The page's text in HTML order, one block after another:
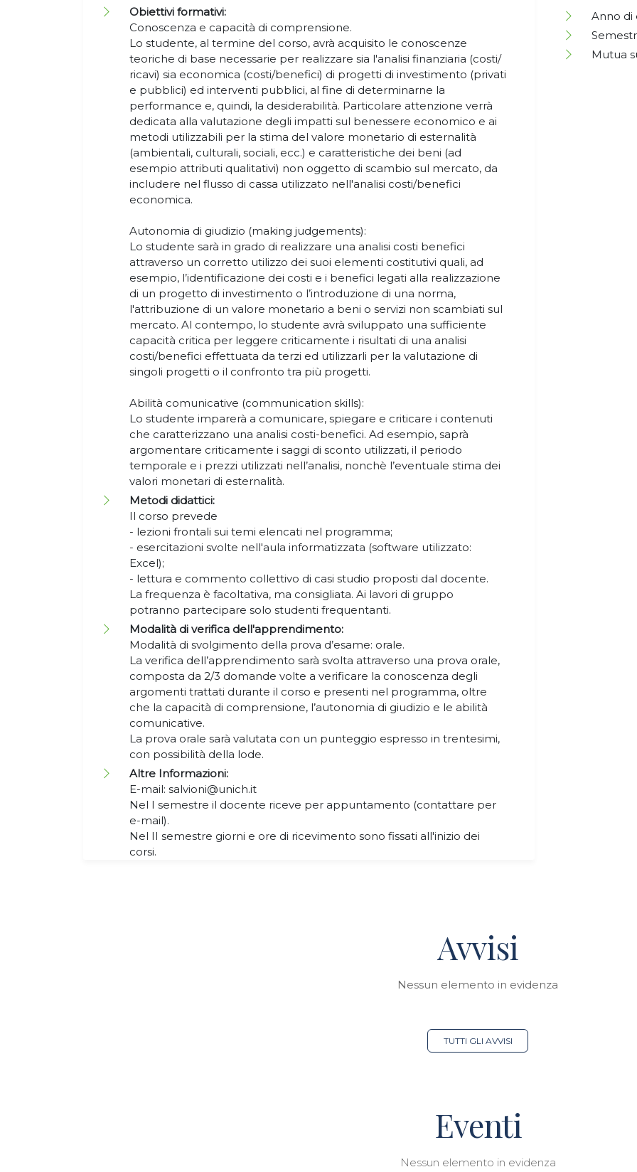
Obiettivi formativi:
Conoscenza e capacità di comprensione.
Lo studente, al termine del corso, avrà acquisito le conoscenze
teoriche di base necessarie per realizzare sia l'analisi finanziaria (costi/
ricavi) sia economica (costi/benefici) di progetti di investimento (privati
e pubblici) ed interventi pubblici, al fine di determinarne la
performance e, quindi, la desiderabilità. Particolare attenzione verrà
dedicata alla valutazione degli impatti sul benessere economico e ai
metodi utilizzabili per la stima del valore monetario di esternalità
(ambientali, culturali, sociali, ecc.) e caratteristiche dei beni (ad
esempio attributi qualitativi) non oggetto di scambio sul mercato, da
includere nel flusso di cassa utilizzato nell'analisi costi/benefici
economica.
Autonomia di giudizio (making judgements):
Lo studente sarà in grado di realizzare una analisi costi benefici
attraverso un corretto utilizzo dei suoi elementi costitutivi quali, ad
esempio, l’identificazione dei costi e i benefici legati alla realizzazione
di un progetto di investimento o l’introduzione di una norma,
l'attribuzione di un valore monetario a beni o servizi non scambiati sul
mercato. Al contempo, lo studente avrà sviluppato una sufficiente
capacità critica per leggere criticamente i risultati di una analisi
costi/benefici effettuata da terzi ed utilizzarli per la valutazione di
singoli progetti o il confronto tra più progetti.
Abilità comunicative (communication skills):
Lo studente imparerà a comunicare, spiegare e criticare i contenuti
che caratterizzano una analisi costi-benefici. Ad esempio, saprà
argomentare criticamente i saggi di sconto utilizzati, il periodo
temporale e i prezzi utilizzati nell’analisi, nonchè l’eventuale stima dei
valori monetari di esternalità.
Metodi didattici:
Il corso prevede
- lezioni frontali sui temi elencati nel programma;
- esercitazioni svolte nell'aula informatizzata (software utilizzato:
Excel);
- lettura e commento collettivo di casi studio proposti dal docente.
La frequenza è facoltativa, ma consigliata. Ai lavori di gruppo
potranno partecipare solo studenti frequentanti.
Modalità di verifica dell'apprendimento:
Modalità di svolgimento della prova d’esame: orale.
La verifica dell’apprendimento sarà svolta attraverso una prova orale,
composta da 2/3 domande volte a verificare la conoscenza degli
argomenti trattati durante il corso e presenti nel programma, oltre
che la capacità di comprensione, l’autonomia di giudizio e le abilità
comunicative.
La prova orale sarà valutata con un punteggio espresso in trentesimi,
con possibilità della lode.
Altre Informazioni:
E-mail: salvioni@unich.it
Nel I semestre il docente riceve per appuntamento (contattare per
e-mail).
Nel II semestre giorni e ore di ricevimento sono fissati all'inizio dei
corsi.
Anno di
Mutua
Avvisi
Nessun elemento in evidenza
TUTTI GLI AVVISI
Eventi
Nessun elemento in evidenza